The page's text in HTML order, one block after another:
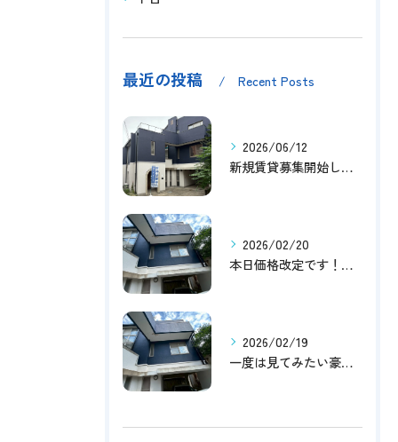
最近の投稿 Recent Posts
2026/06/12
新規賃貸募集開始しました！
2026/02/20
本日価格改定です！！このチャンスお見逃しなく！！！
2026/02/19
一度は見てみたい豪邸！！内覧受付中です～☆